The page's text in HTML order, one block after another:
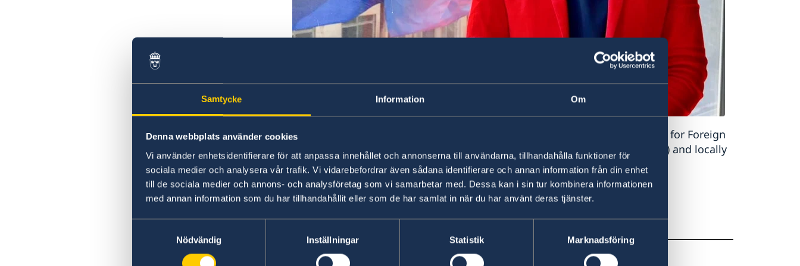
Samtycke Information Om
Denna webbplats använder cookies
Vi använder enhetsidentifierare för att anpassa innehållet och annonserna till användarna, tillhandahålla funktioner för
sociala medier och analysera vår trafik. Vi vidarebefordrar även sådana identifierare och annan information från din enhet
till de sociala medier och annons- och analysföretag som vi samarbetar med. Dessa kan i sin tur kombinera informationen
med annan information som du har tillhandahållit eller som de har samlat in när du har använt deras tjänster.
Nödvändig
Inställningar Statistik Marknadsföring
The staff at the Consulate General consists of personnel from the Ministry for Foreign
Affairs, The Swedish International Development Cooperation Agency (Sida) and locally
empolyed staff.
H.E. Ms. Sophie Becker is since 15 August 2025 the Counsul General.